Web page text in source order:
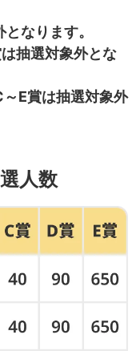
なります。
抽選対象外とな
E賞は抽選対象外
人数